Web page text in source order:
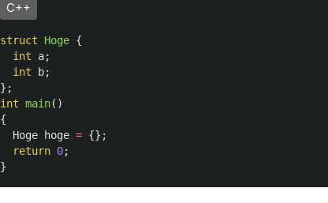
C++
struct Hoge {
int
a;
int
b;
};
int main()
{
Hoge
hoge = {};
return 0;
}